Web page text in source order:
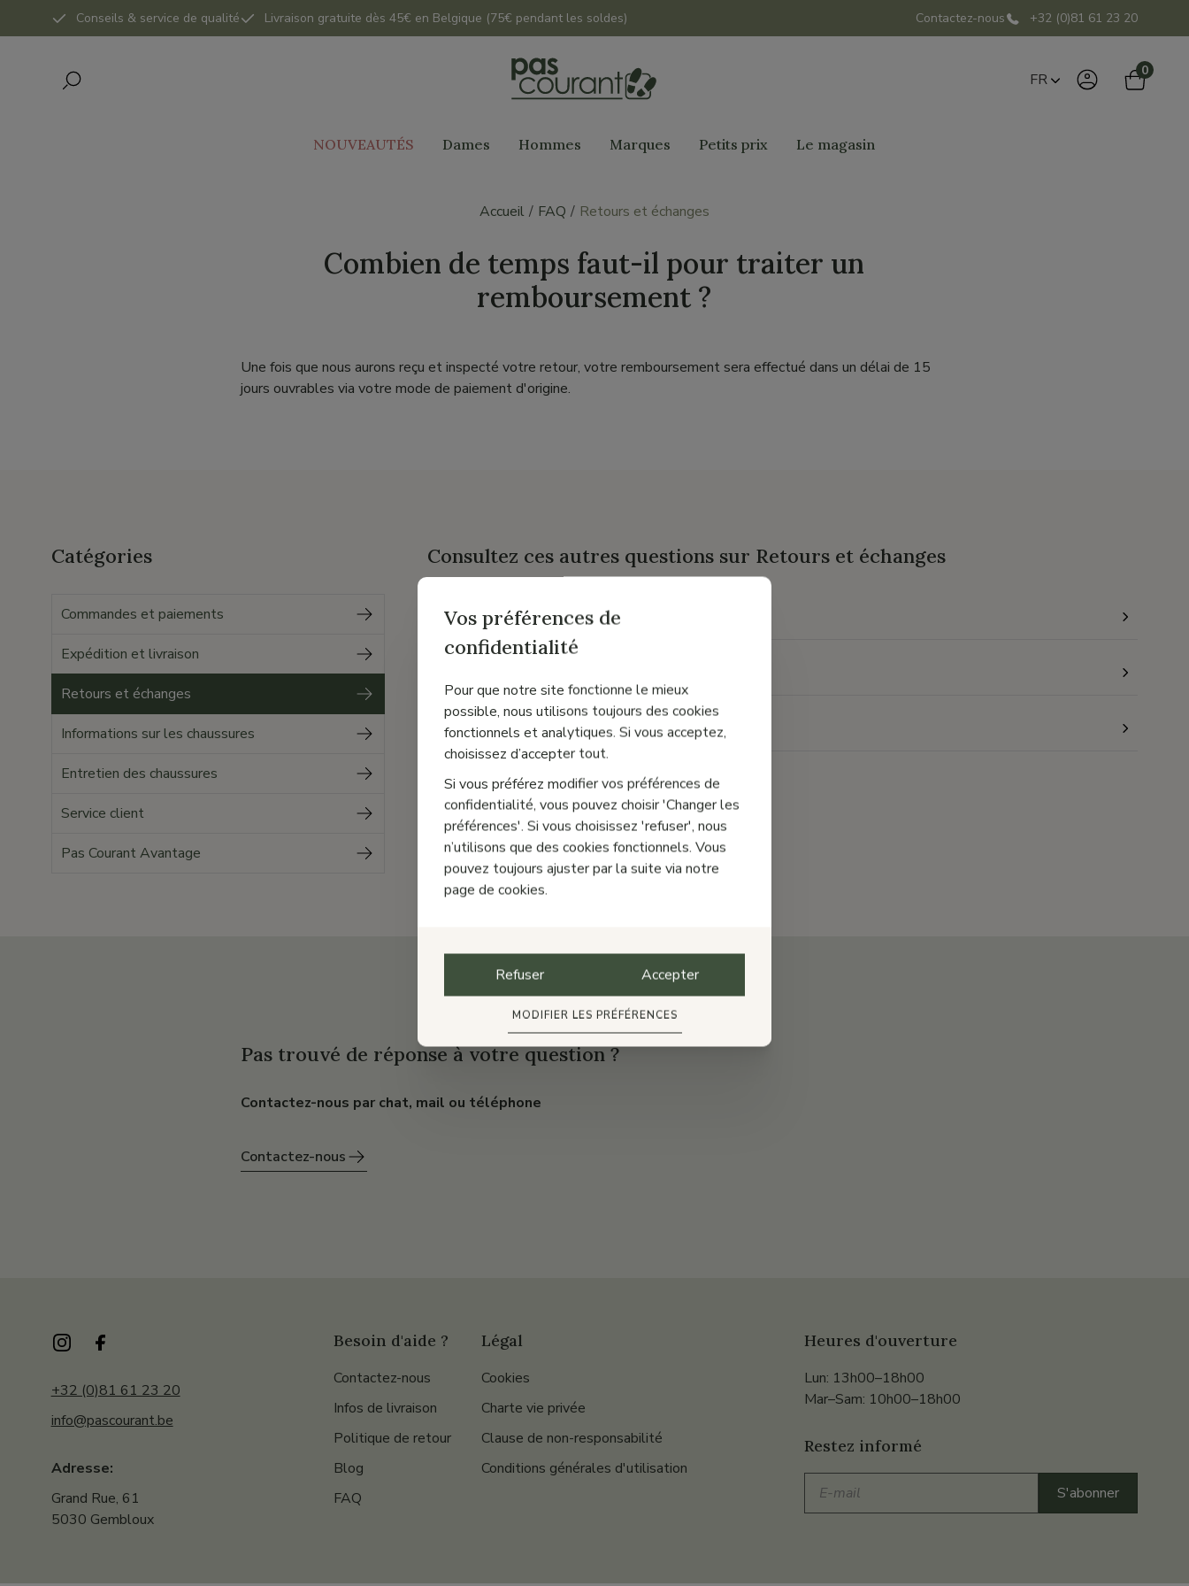
Conseils & service de qualité Livraison gratuite dès 45€ en Belgique (75€ pendant les soldes) Contactez-nous +32 (0)81 61 23 20
FR 0
NOUVEAUTÉS Dames Hommes Marques Petits prix Le magasin
Accueil FAQ Retours et échanges
Combien de temps faut-il pour traiter un
remboursement ?
Une fois que nous aurons reçu et inspecté votre retour, votre remboursement sera effectué dans un délai de 15
jours ouvrables via votre mode de paiement d'origine.
Catégories
Commandes et paiements
Expédition et livraison
Retours et échanges
Informations sur les chaussures
Entretien des chaussures
Service client
Pas Courant Avantage
Consultez ces autres questions sur Retours et échanges
Quelle est votre politique de retour ?
Puis-je retourner des chaussures qui ont été portées ?
Pas trouvé de réponse à votre question ?
Contactez-nous par chat, mail ou téléphone
Contactez-nous
+32 (0)81 61 23 20
info@pascourant.be
Adresse:
Grand Rue, 61
5030 Gembloux
Besoin d'aide ?
Contactez-nous
Infos de livraison
Politique de retour
Blog
FAQ
Légal
Cookies
Charte vie privée
Clause de non-responsabilité
Conditions générales d'utilisation
Heures d'ouverture
Lun: 13h00–18h00
Mar–Sam: 10h00–18h00
Restez informé
mail
S'abonner
Vos préférences de
confidentialité
Pour que notre site fonctionne le mieux
possible, nous utilisons toujours des cookies
fonctionnels et analytiques. Si vous acceptez,
choisissez d’accepter tout.
Si vous préférez modifier vos préférences de
confidentialité, vous pouvez choisir 'Changer les
préférences'. Si vous choisissez 'refuser', nous
n’utilisons que des cookies fonctionnels. Vous
pouvez toujours ajuster par la suite via notre
page de cookies.
Refuser Accepter
MODIFIER LES PRÉFÉRENCES